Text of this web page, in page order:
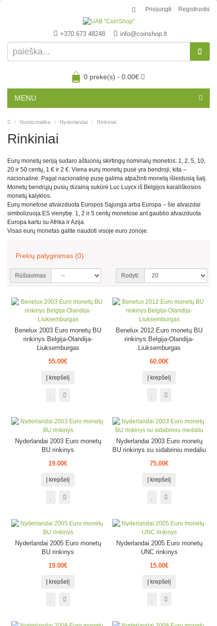
Prisijungti Registruotis
+370 673 48248 info@coinshop.lt
0 prekė(s) - 0.00€
MENU
Numizmatika Nyderlandai Rinkiniai
Rinkiniai
Eurų monetų seriją sudaro aštuonių skirtingų nominalų monetos: 1, 2, 5, 10,
20 ir 50 centų, 1 € ir 2 €. Viena eurų monetų pusė yra bendroji, kita –
nacionalinė. Pagal nacionalinę pusę galima atpažinti monetą išleidusią šalį.
Monetų bendrųjų pusių dizainą sukūrė Luc Luycx iš Belgijos karališkosios
monetų kalyklos.
Eurų monetose atvaizduota Europos Sąjunga arba Europa – šie atvaizdai
simbolizuoja ES vienybę. 1, 2 ir 5 centų monetose ant gaublio atvaizduota
Europa kartu su Afrika ir Azija.
Visas eurų monetas galite naudoti visoje euro zonoje.
Prekių palyginimas (0)
Rūšiavimas Rodyti:
Benelux 2003 Euro monetų BU
rinkinys Belgija-Olandija-
Liuksemburgas
55.00€
Į krepšelį
Benelux 2012 Euro monetų BU
rinkinys Belgija-Olandija-
Liuksemburgas
60.00€
Į krepšelį
Nyderlandai 2003 Euro monetų
BU rinkinys
19.00€
Į krepšelį
Nyderlandai 2003 Euro monetų
BU rinkinys su sidabriniu medaliu
75.00€
Į krepšelį
Nyderlandai 2005 Euro monetų
BU rinkinys
19.00€
Į krepšelį
Nyderlandai 2005 Euro monetų
UNC rinkinys
15.00€
Į krepšelį